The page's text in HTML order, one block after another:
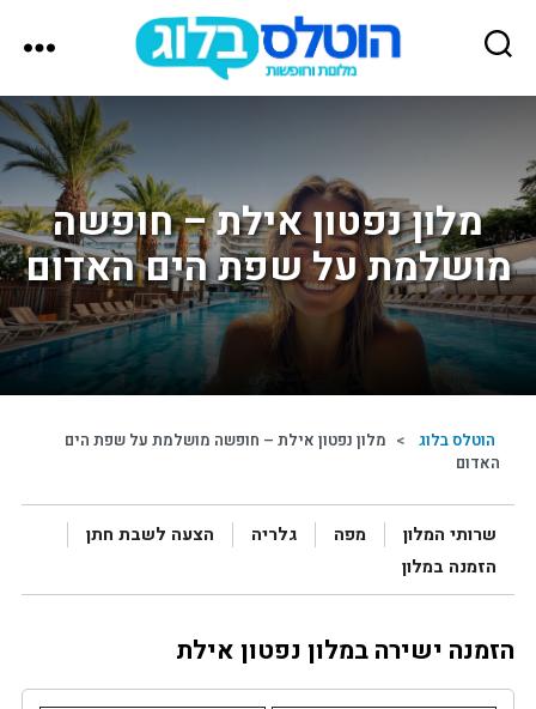
הוטלס
מלון נפטון אילת – חופשה
מושלמת על שפת הים האדום
הוטלס בלוג > מלון נפטון אילת – חופשה מושלמת על שפת הים
האדום
שרותי המלון מפה גלריה
הצעה לשבת חתן
הזמנה במלון
הזמנה ישירה במלון נפטון אילת